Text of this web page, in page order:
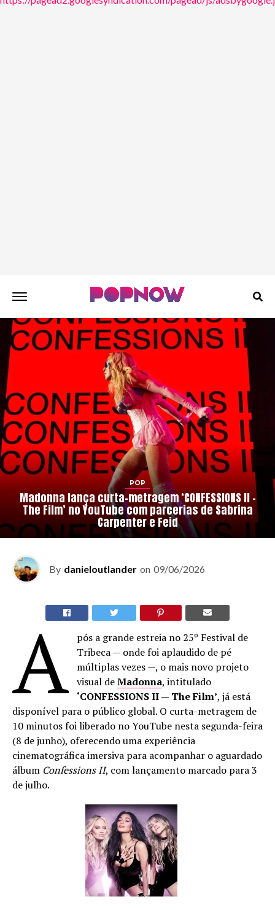
POP
Madonna lança curta-metragem ‘CONFESSIONS II –
The Film’ no YouTube com parcerias de Sabrina
Carpenter e Feid
By danieloutlander on 09/06/2026
A
pós a grande estreia no 25º Festival de
Tribeca — onde foi aplaudido de pé
múltiplas vezes —, o mais novo projeto
visual deMadonna, intitulado
‘CONFESSIONS II — The Film’, já está
disponível para o público global. O curta-metragem de
10 minutos foi liberado no YouTube nesta segunda-feira
(8 de junho), oferecendo uma experiência
cinematográfica imersiva para acompanhar o aguardado
álbum Confessions II, com lançamento marcado para 3
de julho.